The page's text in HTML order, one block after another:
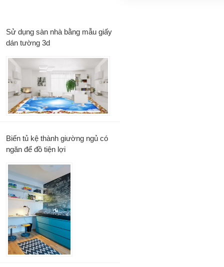
Sử dụng sàn nhà bằng mẫu giấy
dán tường 3d
Biến tủ kệ thành giường ngủ có
ngăn để đồ tiện lợi